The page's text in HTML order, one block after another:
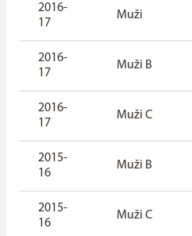
2016-
17
Muži
2016-
17
Muži B
2016-
17
Muži C
2015-
16
Muži B
2015-
16
Muži C